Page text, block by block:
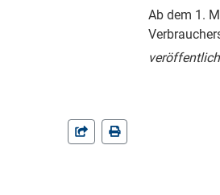
Ab dem 1.